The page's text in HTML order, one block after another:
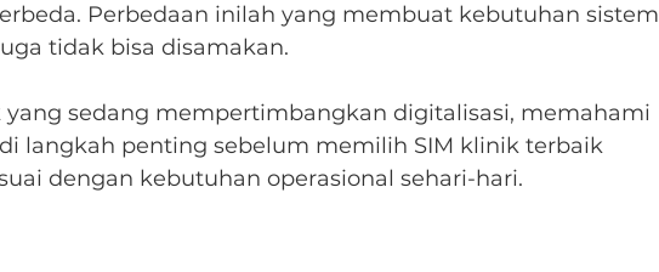
Perbedaan inilah yang membuat kebutuhan sistem
tidak bisa disamakan.
sedang mempertimbangkan digitalisasi, memahami
langkah penting sebelum memilih SIM klinik terbaik
dengan kebutuhan operasional sehari-hari.